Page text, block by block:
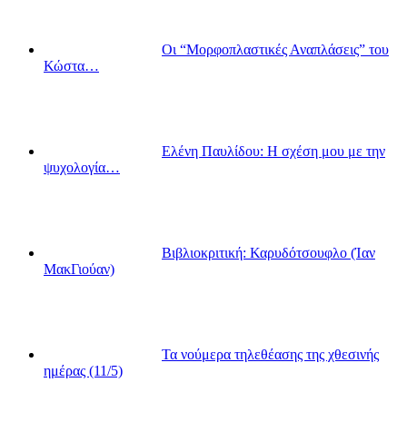
Οι “Μορφοπλαστικές Αναπλάσεις” του
Κώστα…
Ελένη Παυλίδου: Η σχέση μου με την
ψυχολογία…
Βιβλιοκριτική: Καρυδότσουφλο (Ίαν
ΜακΓιούαν)
Τα νούμερα τηλεθέασης της χθεσινής
ημέρας (11/5)